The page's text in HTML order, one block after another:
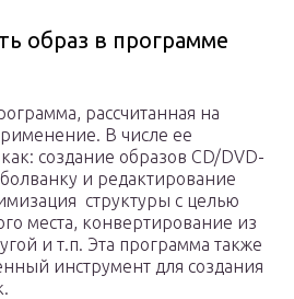
образ в программе
рассчитанная на
В числе ее
создание образов CD/DVD-
и редактирование
структуры с целью
места, конвертирование из
и т.п. Эта программа также
инструмент для создания